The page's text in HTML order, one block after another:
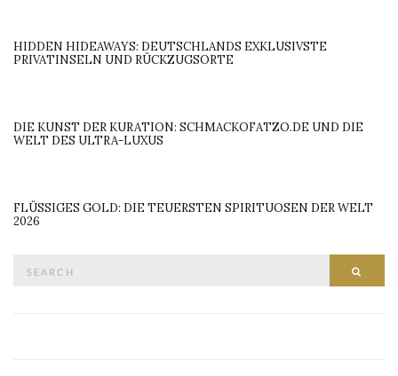
HIDDEN HIDEAWAYS: DEUTSCHLANDS EXKLUSIVSTE
PRIVATINSELN UND RÜCKZUGSORTE
DIE KUNST DER KURATION: SCHMACKOFATZO.DE UND DIE
WELT DES ULTRA-LUXUS
FLÜSSIGES GOLD: DIE TEUERSTEN SPIRITUOSEN DER WELT
2026